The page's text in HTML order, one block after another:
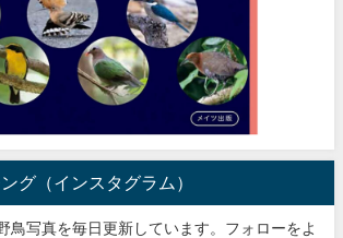
グ（インスタグラム）
鳥写真を毎日更新しています。フォローをよ